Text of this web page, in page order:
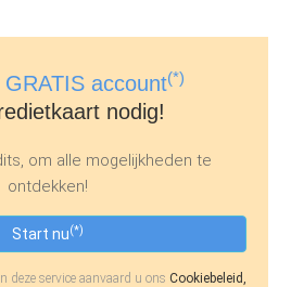
account(*)
nodig!
om alle mogelijkheden te
ontdekken!
Start nu(*)
deze service aanvaard u ons Cookiebeleid,